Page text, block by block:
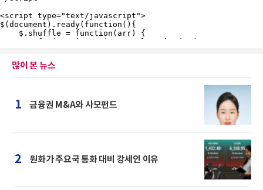
많이 본 뉴스
1 금융권 M&A와 사모펀드
2 원화가 주요국 통화 대비 강세인 이유